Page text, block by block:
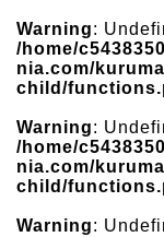
Warning:
/home/
nia.com/
child/
Warning:
/home/
nia.com/
child/
Warning: